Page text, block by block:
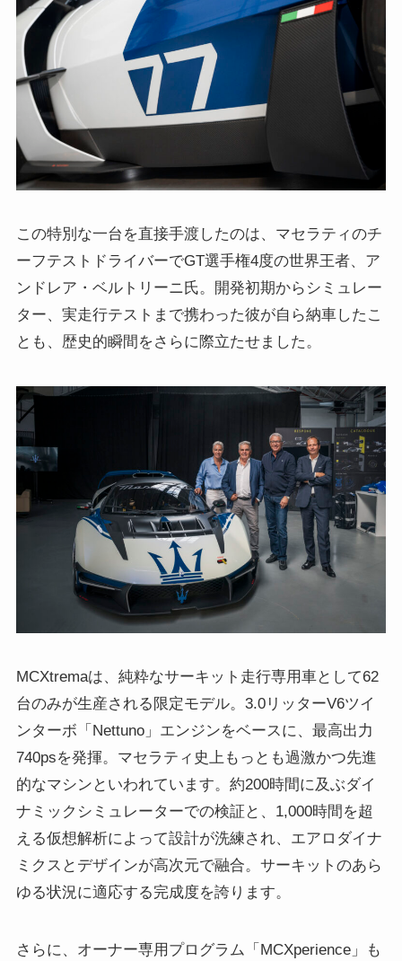
この特別な一台を直接手渡したのは、マセラティのチ
ーフテストドライバーでGT選手権4度の世界王者、ア
ンドレア・ベルトリーニ氏。開発初期からシミュレー
ター、実走行テストまで携わった彼が自ら納車したこ
とも、歴史的瞬間をさらに際立たせました。
MCXtremaは、純粋なサーキット走行専用車として62
台のみが生産される限定モデル。3.0リッターV6ツイ
ンターボ「Nettuno」エンジンをベースに、最高出力
740psを発揮。マセラティ史上もっとも過激かつ先進
的なマシンといわれています。約200時間に及ぶダイ
ナミックシミュレーターでの検証と、1,000時間を超
える仮想解析によって設計が洗練され、エアロダイナ
ミクスとデザインが高次元で融合。サーキットのあら
ゆる状況に適応する完成度を誇ります。
さらに、オーナー専用プログラム「MCXperience」も